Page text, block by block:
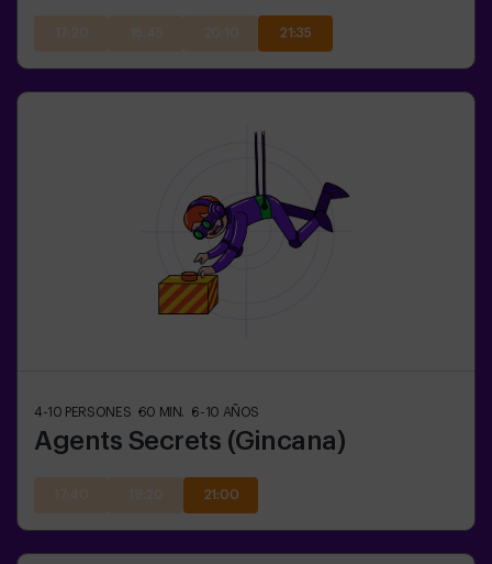
21:35
4-10 PERSONES 60 MIN. 6-10 AÑOS
Agents Secrets (Gincana)
21:00